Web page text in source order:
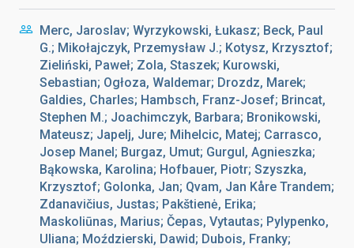
Merc, Jaroslav; Wyrzykowski, Łukasz; Beck, Paul
G.; Mikołajczyk, Przemysław J.; Kotysz, Krzysztof;
Zieliński, Paweł; Zola, Staszek; Kurowski,
Sebastian; Ogłoza, Waldemar; Drozdz, Marek;
Galdies, Charles; Hambsch, Franz-Josef; Brincat,
Stephen M.; Joachimczyk, Barbara; Bronikowski,
Mateusz; Japelj, Jure; Mihelcic, Matej; Carrasco,
Josep Manel; Burgaz, Umut; Gurgul, Agnieszka;
Bąkowska, Karolina; Hofbauer, Piotr; Szyszka,
Krzysztof; Golonka, Jan; Qvam, Jan Kåre Trandem;
Zdanavičius, Justas; Pakštienė, Erika;
Maskoliūnas, Marius; Čepas, Vytautas; Pylypenko,
Uliana; Moździerski, Dawid; Dubois, Franky;